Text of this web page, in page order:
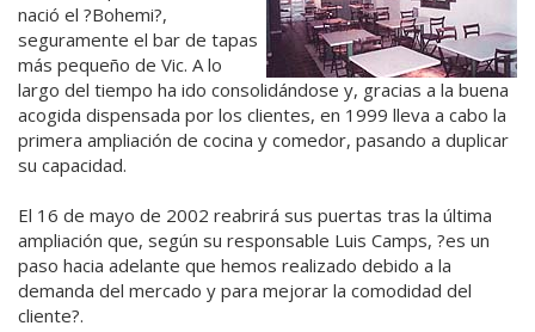
nació el ?Bohemi?,
seguramente el bar de tapas
más pequeño de Vic. A lo
largo del tiempo ha ido consolidándose y, gracias a la buena
acogida dispensada por los clientes, en 1999 lleva a cabo la
primera ampliación de cocina y comedor, pasando a duplicar
su capacidad.
El 16 de mayo de 2002 reabrirá sus puertas tras la última
ampliación que, según su responsable Luis Camps, ?es un
paso hacia adelante que hemos realizado debido a la
demanda del mercado y para mejorar la comodidad del
cliente?.